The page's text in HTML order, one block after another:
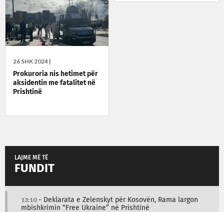
26 SHK 2024 |
Prokuroria nis hetimet për
aksidentin me fatalitet në
Prishtinë
LAJME MË TË
FUNDIT
13:10- Deklarata e Zelenskyt për Kosovën, Rama largon
mbishkrimin “Free Ukraine” në Prishtinë